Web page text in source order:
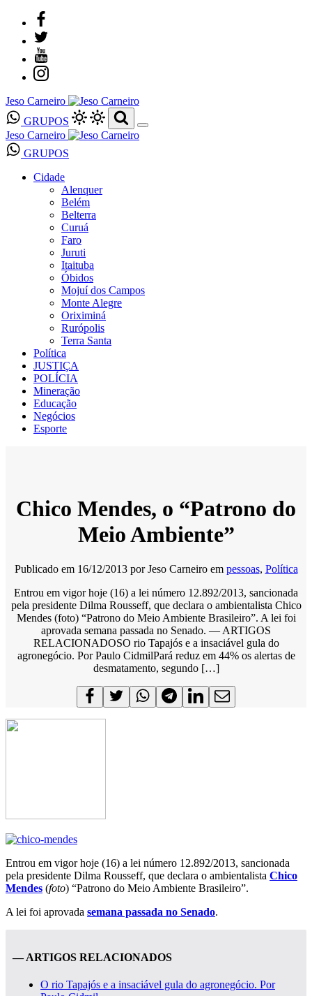
Jeso Carneiro
GRUPOS
Jeso Carneiro
GRUPOS
Cidade
Alenquer
Belém
Belterra
Curuá
Faro
Juruti
Itaituba
Óbidos
Mojuí dos Campos
Monte Alegre
Oriximiná
Rurópolis
Terra Santa
Política
JUSTIÇA
POLÍCIA
Mineração
Educação
Negócios
Esporte
Chico Mendes, o “Patrono do
Meio Ambiente”
Publicado em 16/12/2013 porJeso Carneiro em pessoas, Política
Entrou em vigor hoje (16) a lei número 12.892/2013, sancionada
pela presidente Dilma Rousseff, que declara o ambientalista Chico
Mendes (foto) “Patrono do Meio Ambiente Brasileiro”. A lei foi
aprovada semana passada no Senado. — ARTIGOS
RELACIONADOSO rio Tapajós e a insaciável gula do
agronegócio. Por Paulo CidmilPará reduz em 44% os alertas de
desmatamento, segundo […]
Entrou em vigor hoje (16) a lei número 12.892/2013, sancionada
pela presidente Dilma Rousseff, que declara o ambientalista Chico
Mendes (foto) “Patrono do Meio Ambiente Brasileiro”.
A lei foi aprovada semana passada no Senado.
— ARTIGOS RELACIONADOS
O rio Tapajós e a insaciável gula do agronegócio. Por